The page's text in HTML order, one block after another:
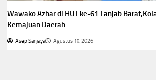
Wawako Azhar di HUT ke-61 Tanjab
Kemajuan Daerah
Asep Sanjaya Agustus 10, 2026